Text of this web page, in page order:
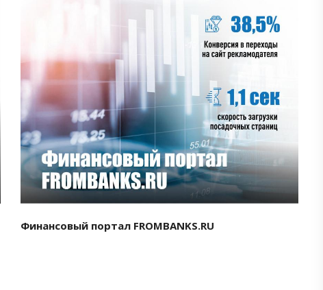
Смотреть проект
Финансовый портал FROMBANKS.RU